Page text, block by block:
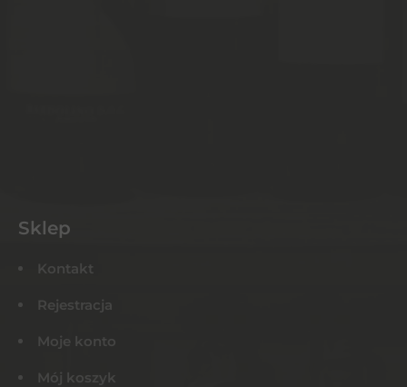
Sklep
Kontakt
Rejestracja
Moje konto
Mój koszyk